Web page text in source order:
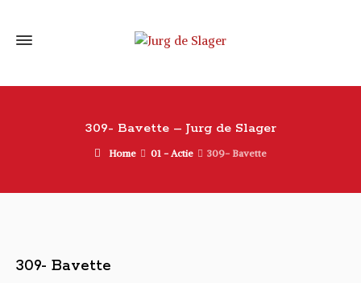
309- Bavette – Jurg de Slager
Home 01 - Actie 309- Bavette
309- Bavette